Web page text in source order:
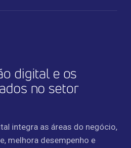
digital e os
no setor
integra as áreas do negócio,
melhora desempenho e